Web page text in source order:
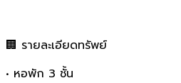
🏢 รายละเอียดทรัพย์
• หอพัก 3 ชั้น